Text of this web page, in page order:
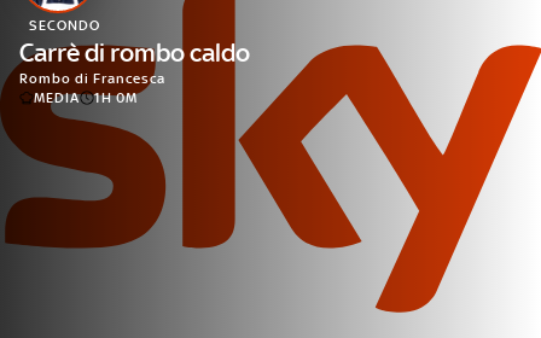
PROGRAMMI SKY
Un mondo di offerte:
SKY.IT
NOW
SECONDO
Carrè di rombo caldo
Rombo di Francesca
MEDIA
1H 0M